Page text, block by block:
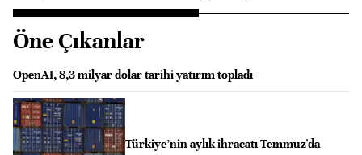
Öne Çıkanlar
OpenAI, 8,3 milyar dolar tarihi yatırım topladı
Türkiye’nin aylık ihracatı Temmuz'da